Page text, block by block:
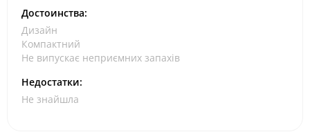
Достоинства:
Дизайн
Компактний
Не випускає неприємних запахів
Недостатки:
Не знайшла